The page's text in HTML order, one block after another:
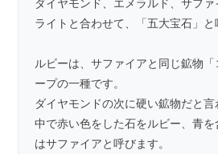
ダイヤモンド、 エメラルド 、サファ
ライトと合わせて、「五大宝石」と
ルビーは、サファイアと同じ鉱物
ープの一種です。
ダイヤモンドの次に硬い鉱物だと
中で赤い色をした石をルビー、青
はサファイアと呼びます。